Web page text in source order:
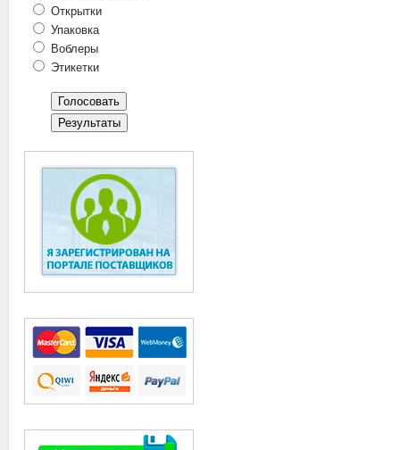
Открытки
Упаковка
Воблеры
Этикетки